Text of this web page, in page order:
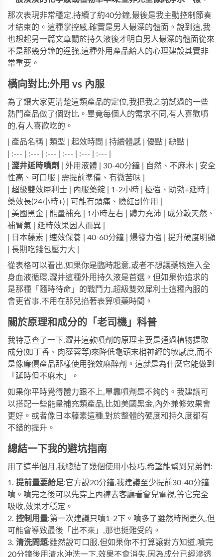
那次表現非常穩定,持續了約40分鐘,最後是我主動控制節奏
才結束的。這種掌控感,確實是男人最深的體面。說到這,我
也想起另一篇文章關於持久液後才明白男人最深的體面從來
不是那幾分鐘的逞強,這種外用產品給人的心理建設其實非
常重要。
橫向對比:外用 vs 內服
為了讓大家更清楚這類產品的定位,我把我之前試過的一些
熱門產品做了個對比。畢竟每個人的需求不同,有人喜歡噴
的,有人喜歡吃的。
| 產品名稱 | 類型 | 起效時間 | 持續體感 | 優點 | 缺點 |
| :--- | :--- | :--- | :--- | :--- | :--- |
澀井延時噴劑
| 外用液體 | 30-40分鐘 | 自然、不麻木 | 安全
性高、可口服 | 需提前準備、有微苦味 |
超級雙效犀利士 | 內服藥錠 | 1-2小時 | 極強、助勃+延時 |
藥效長(24小時+) | 可能有頭痛、臉紅副作用 |
美國黑金 | 能量補充 | 1小時左右 | 體力充沛 | 成分較天然、
補腎氣 | 延時效果因人而異 |
日本藤素 | 速效保養 | 40-60分鐘 | 爆發力強 | 提升硬度明顯
| 長期吃錢包壓力大 |
從表格可以看出,如果你是臨時起意,或者不想讓藥物進入全
身血液循環,澀井這種外用持久液是首選。但如果你追求的
是那種「隨時待命」的戰鬥力,超級雙效犀利士這種內服的
會更省事,不用在那兒掐著表算噴藥時間。
關於原理和成分的「老司機」科普
我特意查了一下,澀井這款噴劑的原理主要是通過植物提取
成分(如丁香、肉蓯蓉等)來降低龜頭末梢神經的敏感度,而不
是像廉價產品那樣使用強效麻醉劑。這就是為什麼它能做到
「延時但不麻木」。
如果你平時覺得體力跟不上,單靠噴劑是不夠的。我建議可
以搭配一些能量補充類產品,比如 美國黑金,內外兼修效果會
更好。或者像 日本藤素這種,對於整體的硬度和持久度都有
不錯的提升。
總結一下我的避坑指南
用了這半個月,我總結了幾個使用小技巧,希望能幫到兄弟們:
1. 提前量要給足:官方說20分鐘,我建議至少提前30-40分鐘
噴。噴完之後可以先穿上內褲去客廳看會兒電視,等它完全
吸收,效果才穩定。
2. 控制用量:第一次建議只噴1-2下。噴多了雖然時間更久,但
可能會導致最後「出不來」,那也挺難受的。
3. 清洗問題:雖然說可口服,但如果你不打算讓對方知道,噴完
20分鐘後用清水沖洗一下,效果不會消失,因為成分已經滲透